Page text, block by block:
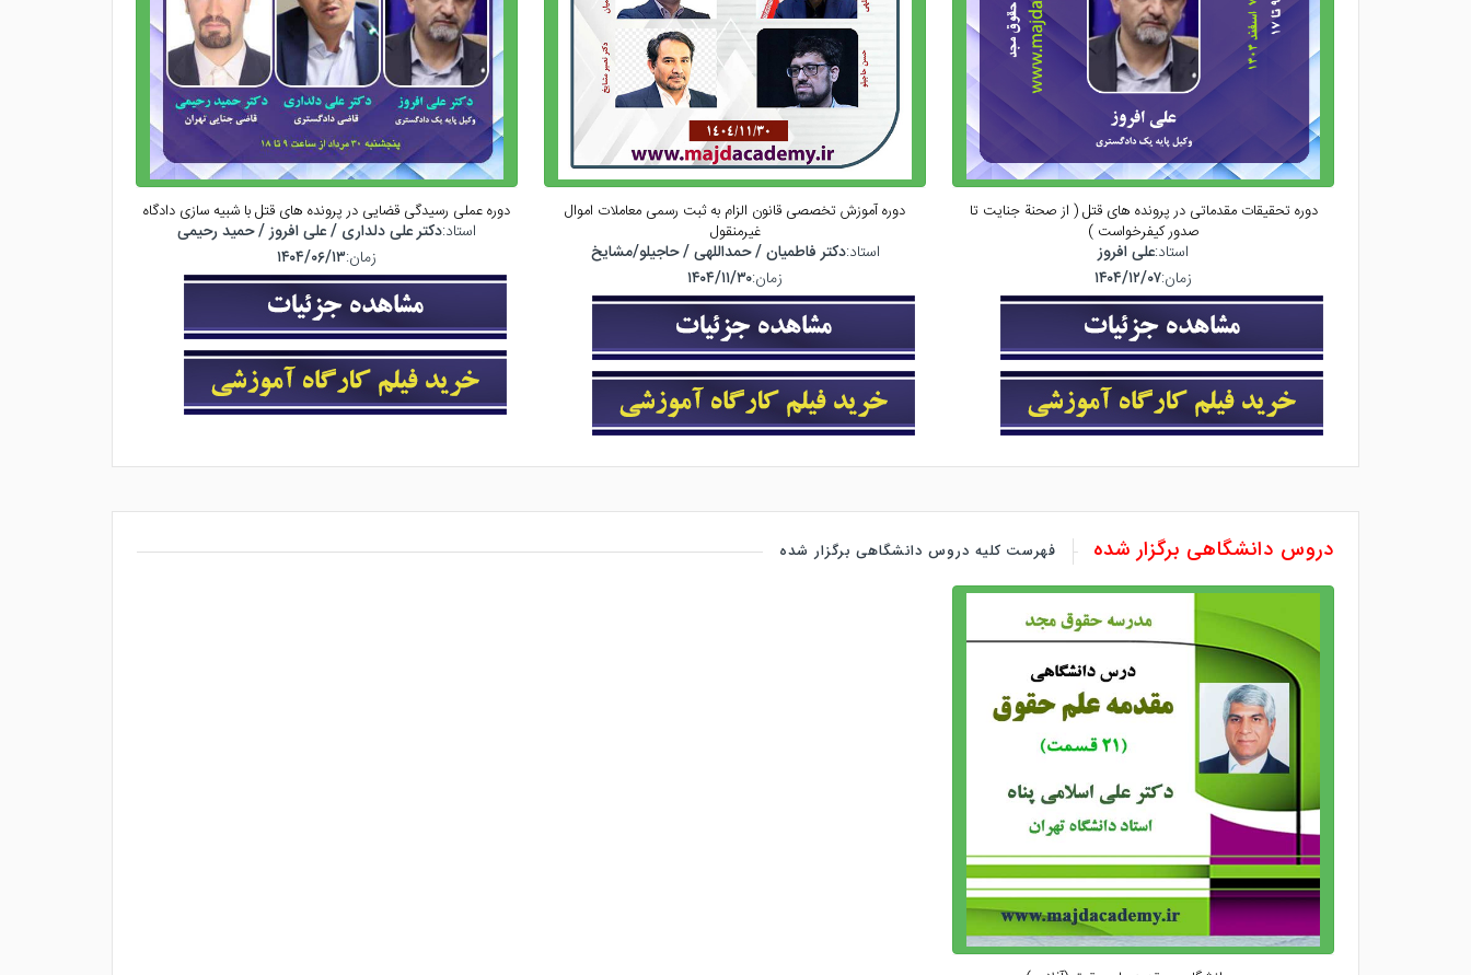
دوره تحقیقات مقدماتی در پرونده های قتل ( از صحنة جنایت تا
صدور کیفرخواست )
استاد:علی افروز
زمان:۱۴۰۴/۱۲/۰۷
دوره آموزش تخصصی قانون الزام به ثبت رسمی معاملات اموال
غیرمنقول
استاد:دکتر فاطمیان / حمداللهی / حاجیلو/مشایخ
زمان:۱۴۰۴/۱۱/۳۰
دوره عملی رسیدگی قضایی در پرونده های قتل با شبیه سازی دادگاه
استاد:دکتر علی دلداری / علی افروز / حمید رحیمی
زمان:۱۴۰۴/۰۶/۱۳
دروس دانشگاهی برگزار شده فهرست کلیه دروس دانشگاهی برگزار شده